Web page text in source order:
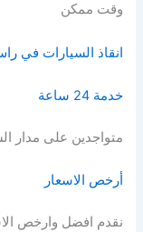
وقت ممكن
انقاذ السيارات في
خدمة 24 ساعة
متواجدين على مدار
أرخص الاسعار
نقدم افضل وارخص